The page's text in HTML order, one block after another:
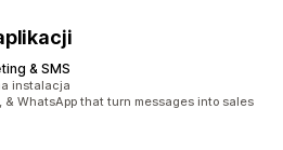
& SMS
2951
instalacja
& WhatsApp that turn messages into sales